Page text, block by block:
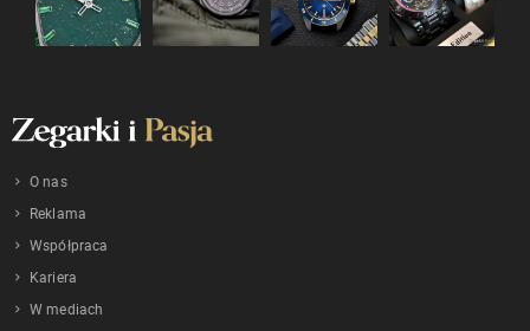
O nas
Reklama
Współpraca
Kariera
W mediach